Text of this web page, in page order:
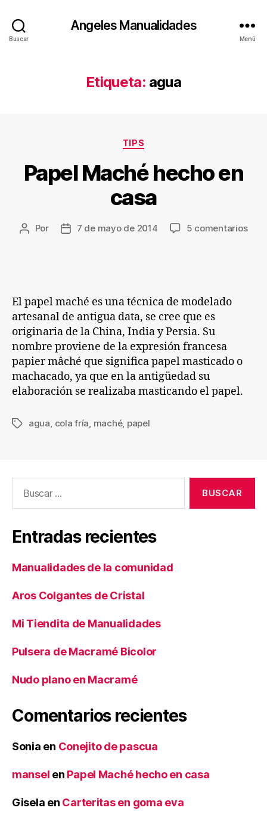
Buscar
Angeles Manualidades
Menú
Etiqueta: agua
Categorías
TIPS
Papel Maché hecho en
casa
Autor
Por
Fecha7 de mayo de 2014 5 comentariosen
El papel maché es una técnica de modelado
artesanal de antigua data, se cree que es
originaria de la China, India y Persia. Su
nombre proviene de la expresión francesa
papier mâché que significa papel masticado o
machacado, ya que en la antigüedad su
elaboración se realizaba masticando el papel.
Etiquetas
agua cola fría maché, papel
Entradas recientes
Manualidades de la comunidad
Aros Colgantes de Cristal
Mi Tiendita de Manualidades
Pulsera de Macramé Bicolor
Nudo plano en Macramé
Comentarios recientes
Sonia en Conejito de pascua
mansel en Papel Maché hecho en casa
Gisela en Carteritas en goma eva